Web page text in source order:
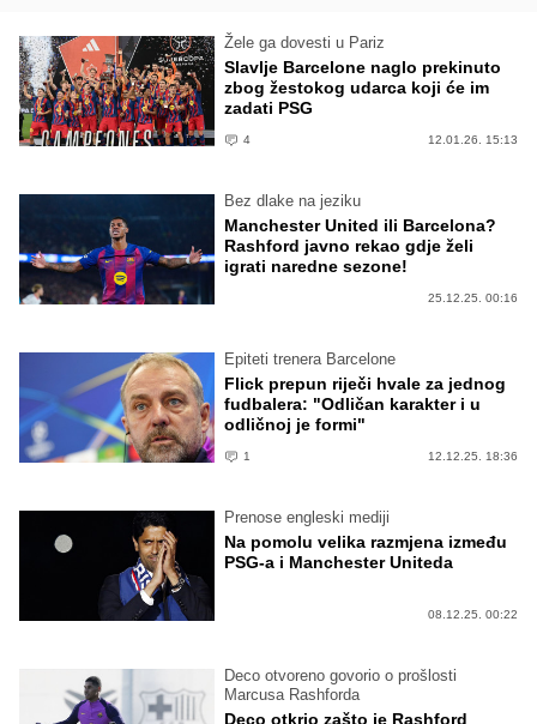
Žele ga dovesti u Pariz
Slavlje Barcelone naglo prekinuto
zbog žestokog udarca koji će im
zadati PSG
4 12.01.26. 15:13
Bez dlake na jeziku
Manchester United ili Barcelona?
Rashford javno rekao gdje želi
igrati naredne sezone!
25.12.25. 00:16
Epiteti trenera Barcelone
Flick prepun riječi hvale za jednog
fudbalera: "Odličan karakter i u
odličnoj je formi"
1 12.12.25. 18:36
Prenose engleski mediji
Na pomolu velika razmjena između
PSG-a i Manchester Uniteda
08.12.25. 00:22
Deco otvoreno govorio o prošlosti
Marcusa Rashforda
Deco otkrio zašto je Rashford